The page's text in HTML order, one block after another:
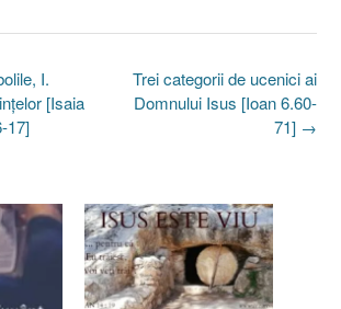
Trei categorii de ucenici ai
Domnului Isus [Ioan 6.60-
71] →
I.
[Isaia
17]